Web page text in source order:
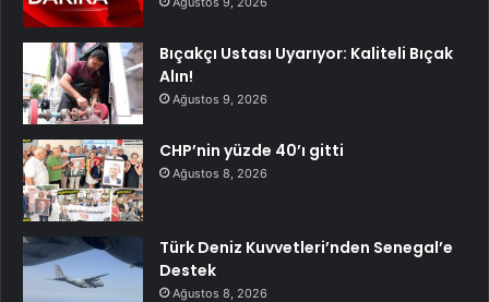
Bıçakçı Ustası Uyarıyor: Kaliteli Bıçak
Alın!
Ağustos 9, 2026
CHP’nin yüzde 40’ı gitti
Ağustos 8, 2026
Türk Deniz Kuvvetleri’nden Senegal’e
Destek
Ağustos 8, 2026